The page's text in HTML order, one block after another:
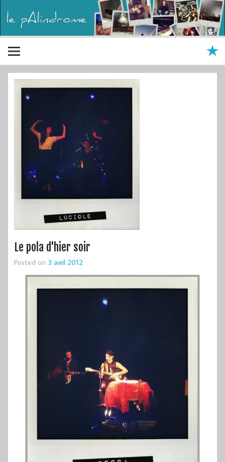
Le pola d'hier soir
Posted on 3 avril 2012